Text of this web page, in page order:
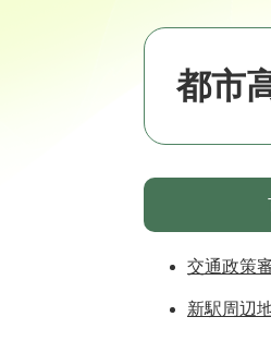
都市
交通政策
新駅周辺